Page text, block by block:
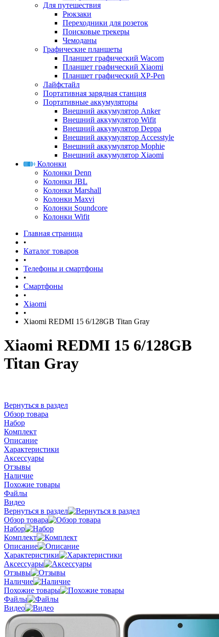
Для путешествия
Рюкзаки
Переходники для розеток
Поисковые трекеры
Чемоданы
Графические планшеты
Планшет графический Wacom
Планшет графический Xiaomi
Планшет графический XP-Pen
Лайфстайл
Портативная зарядная станция
Портативные аккумуляторы
Внешний аккумулятор Anker
Внешний аккумулятор Wifit
Внешний аккумулятор Deppa
Внешний аккумулятор Accesstyle
Внешний аккумулятор Mophie
Внешний аккумулятор Xiaomi
Колонки
Колонки Denn
Колонки JBL
Колонки Marshall
Колонки Maxvi
Колонки Soundcore
Колонки Wifit
Главная страница
•
Каталог товаров
•
Телефоны и смартфоны
•
Смартфоны
•
Xiaomi
•
Xiaomi REDMI 15 6/128GB Titan Gray
Xiaomi REDMI 15 6/128GB
Titan Gray
Вернуться в раздел
Обзор товара
Набор
Комплект
Описание
Характеристики
Аксессуары
Отзывы
Наличие
Похожие товары
Файлы
Видео
Вернуться в раздел
Обзор товара
Набор
Комплект
Описание
Характеристики
Аксессуары
Отзывы
Наличие
Похожие товары
Файлы
Видео